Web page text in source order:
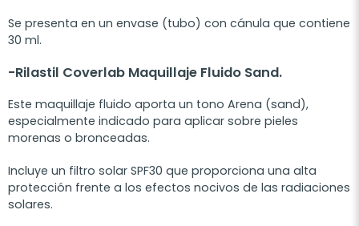
Se presenta en un envase (tubo) con cánula que contiene
30 ml.
-Rilastil Coverlab Maquillaje Fluido Sand.
Este maquillaje fluido aporta un tono Arena (sand),
especialmente indicado para aplicar sobre pieles
morenas o bronceadas.
Incluye un filtro solar SPF30 que proporciona una alta
protección frente a los efectos nocivos de las radiaciones
solares.